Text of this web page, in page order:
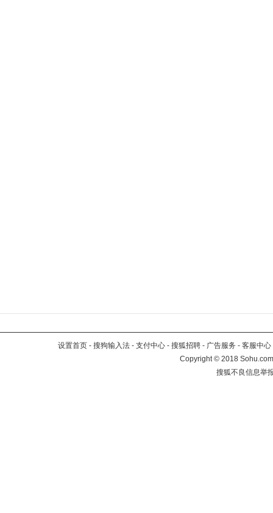
设置首页 - 搜狗输入法 - 支付中心 - 搜狐招聘 - 广告服务 - 客服中心
Copyright©2018
搜狐不良信息举